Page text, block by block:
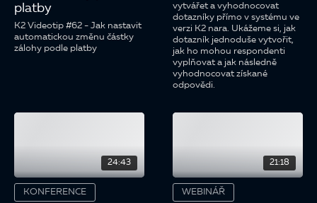
platby
K2 Videotip #62 - Jak nastavit
automatickou změnu částky
zálohy podle platby
vytvářet a vyhodnocovat
dotazníky přímo v systému ve
verzi K2 nara. Ukážeme si, jak
dotazník jednoduše vytvořit,
jak ho mohou respondenti
vyplňovat a jak následně
vyhodnocovat získané
odpovědi.
24:43
KONFERENCE
21:18
WEBINÁŘ